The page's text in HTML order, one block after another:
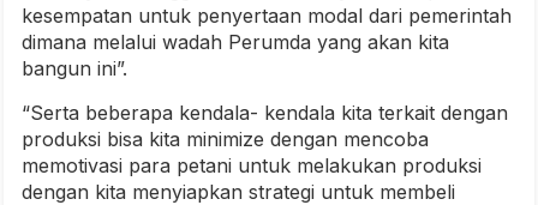
kesempatan untuk penyertaan modal dari pemerintah
dimana melalui wadah Perumda yang akan kita
bangun ini”.
“Serta beberapa kendala- kendala kita terkait dengan
produksi bisa kita minimize dengan mencoba
memotivasi para petani untuk melakukan produksi
dengan kita menyiapkan strategi untuk membeli